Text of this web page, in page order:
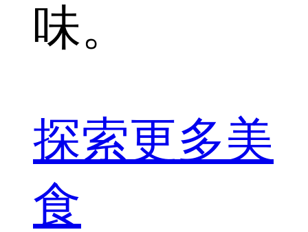
味。
探索更多美
食